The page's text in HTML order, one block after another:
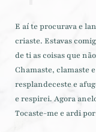
E aí te procurava e
criaste. Estavas
de ti as coisas que
Chamaste, clamaste
resplandeceste e
e respirei. Agora
Tocaste-me e ardi